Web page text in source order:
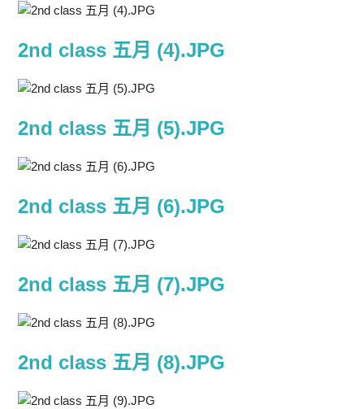
2nd class 五月 (4).JPG
2nd class 五月 (5).JPG
2nd class 五月 (6).JPG
2nd class 五月 (7).JPG
2nd class 五月 (8).JPG